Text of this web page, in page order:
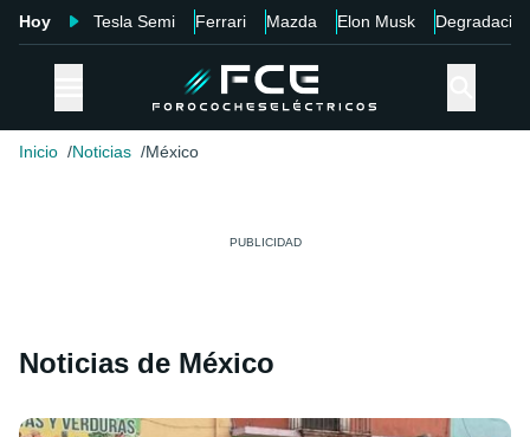
Hoy Tesla Semi Ferrari Mazda Elon Musk Degradación
Inicio Noticias México
Noticias de México